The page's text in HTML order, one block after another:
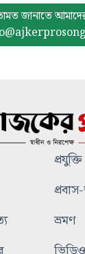
জানাতে
প্রযুক্তি
ভ্রমণ